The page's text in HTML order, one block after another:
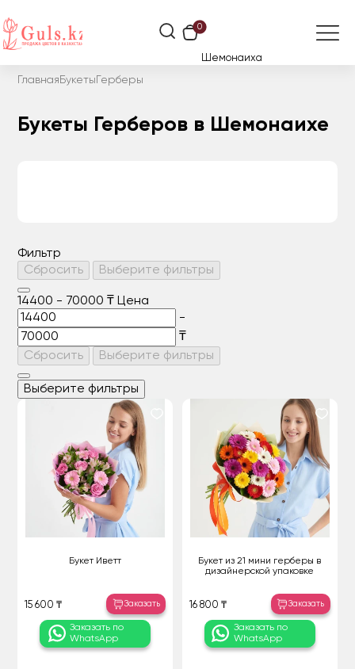
0
Шемонаиха
Главная Букеты Герберы
Букеты Герберов в Шемонаихе
Фильтр
Сбросить
Выберите фильтры
14400 - 70000 ₸ Цена
-
₸
Сбросить
Выберите фильтры
Выберите фильтры
Букет Иветт
15 600 ₸ Заказать
Заказать по
WhatsApp
Букет из 21 мини герберы в
дизайнерской упаковке
16 800 ₸ Заказать
Заказать по
WhatsApp